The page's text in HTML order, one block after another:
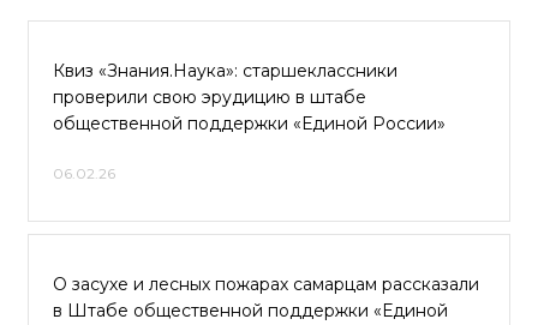
Квиз «Знания.Наука»: старшеклассники
проверили свою эрудицию в штабе
общественной поддержки «Единой России»
06.02.26
О засухе и лесных пожарах самарцам рассказали
в Штабе общественной поддержки «Единой